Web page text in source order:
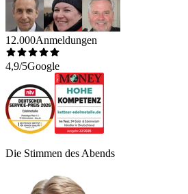
12.000Anmeldungen
4,9/5Google
Die Stimmen des Abends